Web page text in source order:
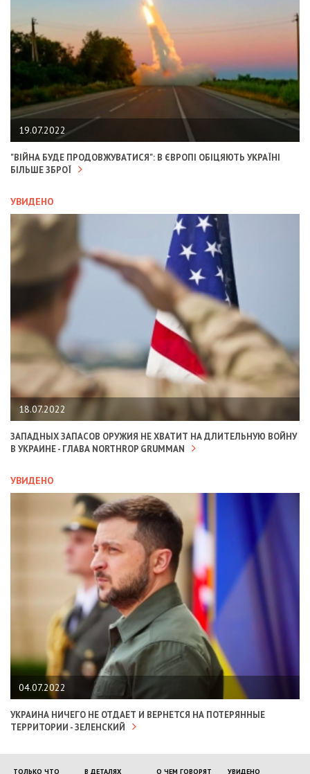
19.07.2022
"ВІЙНА БУДЕ ПРОДОВЖУВАТИСЯ": В ЄВРОПІ ОБІЦЯЮТЬ УКРАЇНІ
БІЛЬШЕ ЗБРОЇ
УВИДЕНО
18.07.2022
ЗАПАДНЫХ ЗАПАСОВ ОРУЖИЯ НЕ ХВАТИТ НА ДЛИТЕЛЬНУЮ ВОЙНУ
В УКРАИНЕ - ГЛАВА NORTHROP GRUMMAN
УВИДЕНО
04.07.2022
УКРАИНА НИЧЕГО НЕ ОТДАЕТ И ВЕРНЕТСЯ НА ПОТЕРЯННЫЕ
ТЕРРИТОРИИ - ЗЕЛЕНСКИЙ
ТОЛЬКО ЧТО В ДЕТАЛЯХ О ЧЕМ ГОВОРЯТ УВИДЕНО